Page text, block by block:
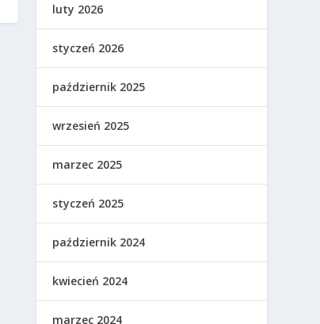
luty 2026
styczeń 2026
październik 2025
wrzesień 2025
marzec 2025
styczeń 2025
październik 2024
kwiecień 2024
marzec 2024